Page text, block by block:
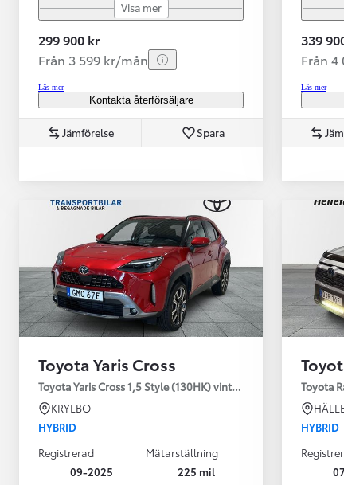
Visa mer
299 900 kr
Från 3 599 kr/mån
Läs mer
Kontakta återförsäljare
Jämförelse Spara
339
Från 4
Läs mer
Toyota Yaris Cross
Toyota Yaris Cross 1,5 Style (130HK) vinterhjul
KRYLBO
HYBRID
Registrerad
09-2025
Mätarställning
225 mil
Toyota
HYBRID